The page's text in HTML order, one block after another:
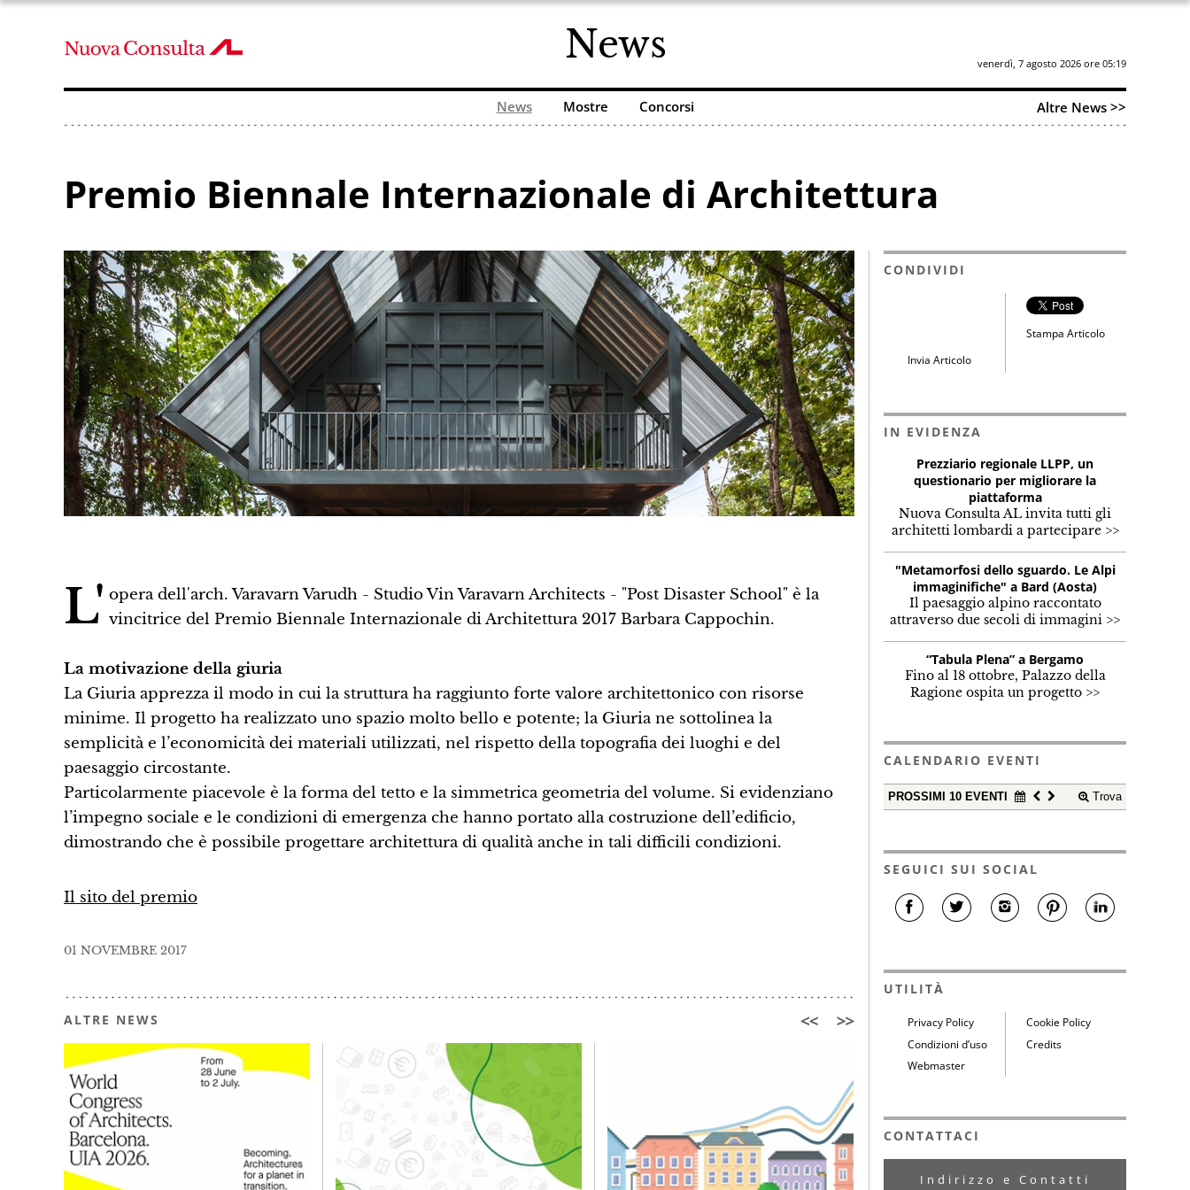
News venerdì, 7 agosto 2026 ore 05:19
News Mostre Concorsi Altre News >>
Premio Biennale Internazionale di Architettura
L' opera dell'arch. Varavarn Varudh - Studio Vin Varavarn Architects - "Post Disaster School" è la
vincitrice del Premio Biennale Internazionale di Architettura 2017 Barbara Cappochin.
La motivazione della giuria
La Giuria apprezza il modo in cui la struttura ha raggiunto forte valore architettonico con risorse
minime. Il progetto ha realizzato uno spazio molto bello e potente; la Giuria ne sottolinea la
semplicità e l’economicità dei materiali utilizzati, nel rispetto della topografia dei luoghi e del
paesaggio circostante.
Particolarmente piacevole è la forma del tetto e la simmetrica geometria del volume. Si evidenziano
l’impegno sociale e le condizioni di emergenza che hanno portato alla costruzione dell’edificio,
dimostrando che è possibile progettare architettura di qualità anche in tali difficili condizioni.
Il sito del premio
01 NOVEMBRE 2017
ALTRE NEWS
CONDIVIDI
Stampa Articolo
Invia Articolo
IN EVIDENZA
Prezziario regionale LLPP, un
questionario per migliorare la
piattaforma
Nuova Consulta AL invita tutti gli
architetti lombardi a partecipare >>
"Metamorfosi dello sguardo. Le Alpi
immaginifiche" a Bard (Aosta)
Il paesaggio alpino raccontato
attraverso due secoli di immagini >>
“Tabula Plena” a Bergamo
Fino al 18 ottobre, Palazzo della
Ragione ospita un progetto >>
CALENDARIO EVENTI
PROSSIMI 10 EVENTI Trova
SEGUICI SUI SOCIAL
UTILITÀ
Privacy Policy
Cookie Policy
Condizioni d’uso
Credits
Webmaster
CONTATTACI
Indirizzo e Contatti